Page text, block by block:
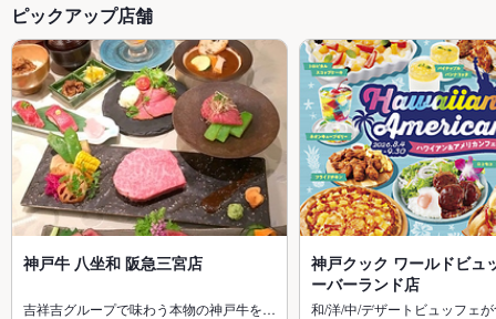
ピックアップ店舗
神戸牛 八坐和 阪急三宮店
吉祥吉グループで味わう本物の神戸牛を…
神戸クック ワールドビュ
ーバーランド店
和/洋/中/デザートビュッフェ